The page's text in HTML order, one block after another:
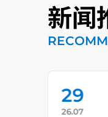
新闻
29
26.07